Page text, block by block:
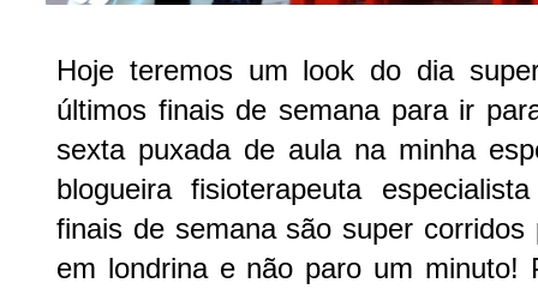
Hoje teremos um look do dia
últimos finais de semana para ir
sexta puxada de aula na minha
blogueira fisioterapeuta
finais de semana são super
em londrina e não paro um minuto!